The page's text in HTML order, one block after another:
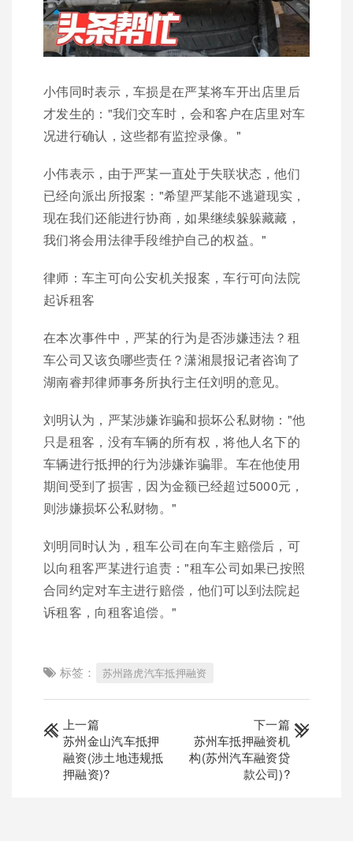
小伟同时表示，车损是在严某将车开出店里后
才发生的："我们交车时，会和客户在店里对车
况进行确认，这些都有监控录像。"
小伟表示，由于严某一直处于失联状态，他们
已经向派出所报案："希望严某能不逃避现实，
现在我们还能进行协商，如果继续躲躲藏藏，
我们将会用法律手段维护自己的权益。"
律师：车主可向公安机关报案，车行可向法院
起诉租客
在本次事件中，严某的行为是否涉嫌违法？租
车公司又该负哪些责任？潇湘晨报记者咨询了
湖南睿邦律师事务所执行主任刘明的意见。
刘明认为，严某涉嫌诈骗和损坏公私财物："他
只是租客，没有车辆的所有权，将他人名下的
车辆进行抵押的行为涉嫌诈骗罪。车在他使用
期间受到了损害，因为金额已经超过5000元，
则涉嫌损坏公私财物。"
刘明同时认为，租车公司在向车主赔偿后，可
以向租客严某进行追责："租车公司如果已按照
合同约定对车主进行赔偿，他们可以到法院起
诉租客，向租客追偿。"​
标签： 苏州路虎汽车抵押融资
上一篇
苏州金山汽车抵押
融资(涉土地违规抵
押融资)?
下一篇
苏州车抵押融资机
构(苏州汽车融资贷
款公司)?